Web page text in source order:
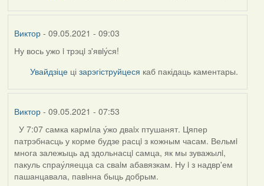
Виктор- 09.05.2021 - 09:03
Ну вось ужо i трэцi з'явiу́ся!
Увайдзіце цізарэгіструйцеся каб пакідаць каментары.
Виктор- 09.05.2021 - 07:53
У 7:07 самка кармiла у́жо дваiх птушанят. Цяпер
патрэбнасць у корме будзе расцi з кожным часам. Вельмi
многа залежыць ад здольнасцi самца, як мы зуважылi,
пакуль спрау́ляецца са сваiм абавязкам. Ну i з надвр'ем
пашанцавала, павiнна быць добрым.